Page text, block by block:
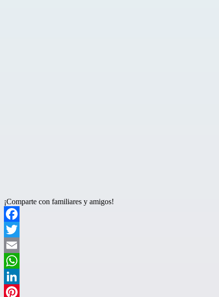
¡Comparte con familiares y amigos!
Facebook
Twitter
Email
WhatsApp
LinkedIn